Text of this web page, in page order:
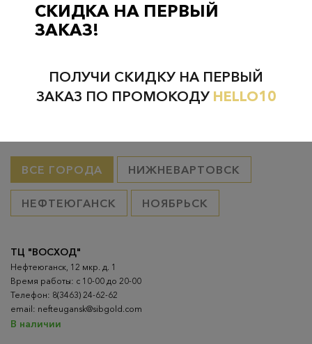
Курьерская доставка на дом или в офис– бесплатно если
товар оплачен, в остальных случаях 300 руб.
ВСЕ ГОРОДА НИЖНЕВАРТОВСК
НЕФТЕЮГАНСК НОЯБРЬСК
ТЦ "ВОСХОД"
Нефтеюганск, 12 мкр. д. 1
Время работы: с 10-00 до 20-00
Телефон: 8(3463) 24-62-62
email: nefteugansk@sibgold.com
В наличии
СКИДКА НА ПЕРВЫЙ
ЗАКАЗ!
ПОЛУЧИ СКИДКУ НА ПЕРВЫЙ
ЗАКАЗ ПО ПРОМОКОДУ HELLO10